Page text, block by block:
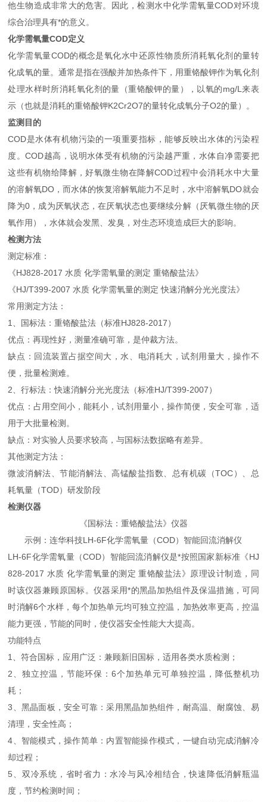
他生物造成非常大的危害。因此，检测水中化学需氧量COD对环境
综合治理具有*的意义。
化学需氧量COD定义
化学需氧量COD的概念是氧化水中还原性物质所消耗氧化剂的量转
化成氧的量。通常是指在强酸并加热条件下，用重铬酸钾作为氧化剂
处理水样时所消耗氧化剂的量（重铬酸钾的量），以氧的mg/L来表
示（也就是消耗的重铬酸钾K2Cr2O7的量转化成氧分子O2的量）。
监测目的
COD是水体有机物污染的一项重要指标，能够反映出水体的污染程
度。COD越高，说明水体受有机物的污染越严重，水体自净需要把
这些有机物给降解，好氧微生物在降解COD过程中会消耗水中大量
的溶解氧DO，而水体的恢复溶解氧能力不足时，水中溶解氧DO就会
降为0，成为厌氧状态，在厌氧状态也要继续分解（厌氧微生物的厌
氧作用），水体就会发黑、发臭，对生态环境造成巨大的影响。
检测方法
测定标准：
《HJ828-2017 水质 化学需氧量的测定 重铬酸盐法》
《HJ/T399-2007 水质 化学需氧量的测定 快速消解分光光度法》
常用测定方法：
1、国标法：重铬酸盐法（标准HJ828-2017）
优点：再现性好，测量准确可靠，是仲裁方法。
缺点：回流装置占据空间大，水、电消耗大，试剂用量大，操作不
便，批量检测难。
2、行标法：快速消解分光光度法（标准HJ/T399-2007）
优点：占用空间小，能耗小，试剂用量小，操作简便，安全可靠，适
用于大批量检测。
缺点：对实验人员要求较高，与国标法数据略有差异。
其他测定方法：
微波消解法、节能消解法、高锰酸盐指数、总有机碳（TOC）、总
耗氧量（TOD）研发阶段
检测仪器
《国标法：重铬酸盐法》仪器
示例：连华科技LH-6F化学需氧量（COD）智能回流消解仪
LH-6F化学需氧量（COD）智能回流消解仪是*按照国家新标准《HJ
828-2017 水质 化学需氧量的测定 重铬酸盐法》原理设计制造，同
时该仪器兼顾原国标。仪器采用*的黑晶加热组件及保温措施，可同
时消解6个水样，每个加热单元均可独立控温，加热效率更高，控温
能力更强，节能的同时，使仪器安全性能大大提高。
功能特点
1、符合国标，应用广泛：兼顾新旧国标，适用各类水质检测；
2、独立控温，节能环保：6个加热单元可单独控温，降低整机功
耗；
3、黑晶面板，安全可靠：采用黑晶加热组件，耐高温、耐腐蚀、易
清理，安全性高；
4、智能模式，操作简单：内置智能操作模式，一键自动完成消解冷
却过程；
5、双冷系统，省时省力：水冷与风冷相结合，快速降低消解瓶温
度，节约检测时间；